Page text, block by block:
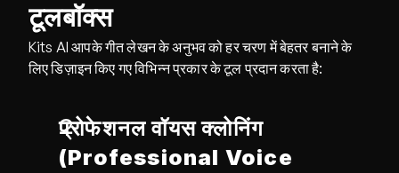
टूलबॉक्स
Kits AI आपके गीत लेखन के अनुभव को हर चरण में बेहतर बनाने के
लिए डिज़ाइन किए गए विभिन्न प्रकार के टूल प्रदान करता है:
प्रोफेशनल वॉयस क्लोनिंग
(Professional Voice